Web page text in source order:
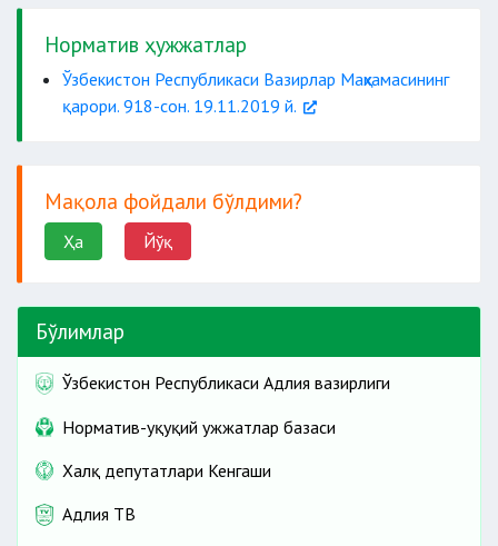
тўғрисидаги
иш жойи бўйича тасдиқланганмеҳнат
дафтарчасининг нусхаси
соғлиғининг ҳолатитўғрисидаги тиббиёт
(психиатрия, наркология ва физиология)
охирги 5 йил ичидатайёрлаган
спортчилари, уларнинг туман (шаҳар),
Норматив ҳужжатлар
Ўзбекистон Республикаси Вазирлар Маҳкамасининг
қарори. 918-сон. 19.11.2019 й.
Мақола фойдали бўлдими?
Ҳа Йўқ
Бўлимлар
Ўзбекистон Республикаси Адлия вазирлиги
Норматив-ҳуқуқий ҳужжатлар базаси
Халқ депутатлари Кенгаши
Адлия ТВ